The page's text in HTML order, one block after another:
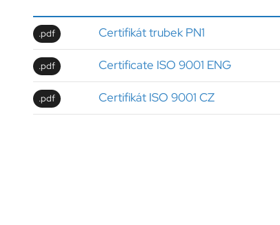
.pdf Certifikát trubek PN1
.pdf Certificate ISO 9001 ENG
.pdf Certifikát ISO 9001 CZ